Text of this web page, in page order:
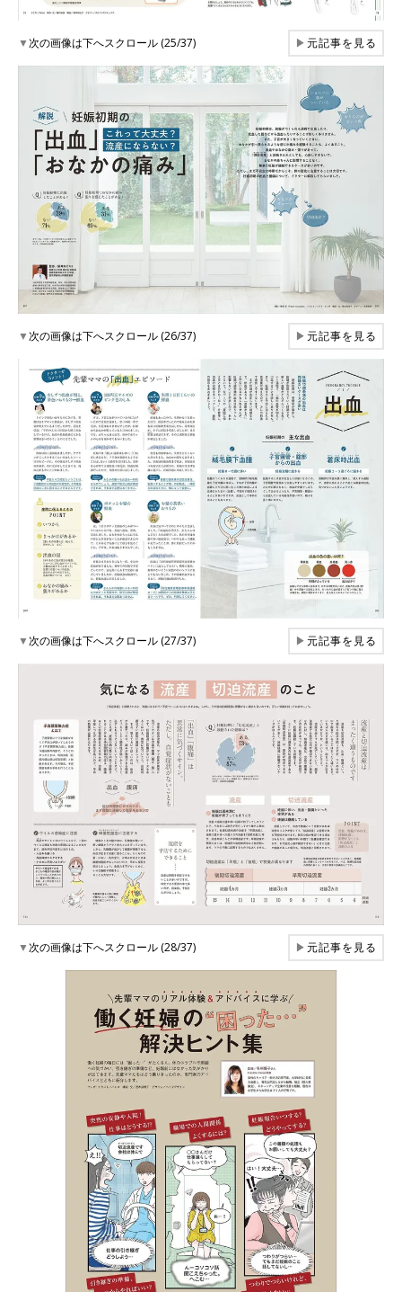
▼次の画像は下へスクロール (25/37) ▶元記事を見る
▼次の画像は下へスクロール (26/37) ▶元記事を見る
▼次の画像は下へスクロール (27/37) ▶元記事を見る
▼次の画像は下へスクロール (28/37) ▶元記事を見る